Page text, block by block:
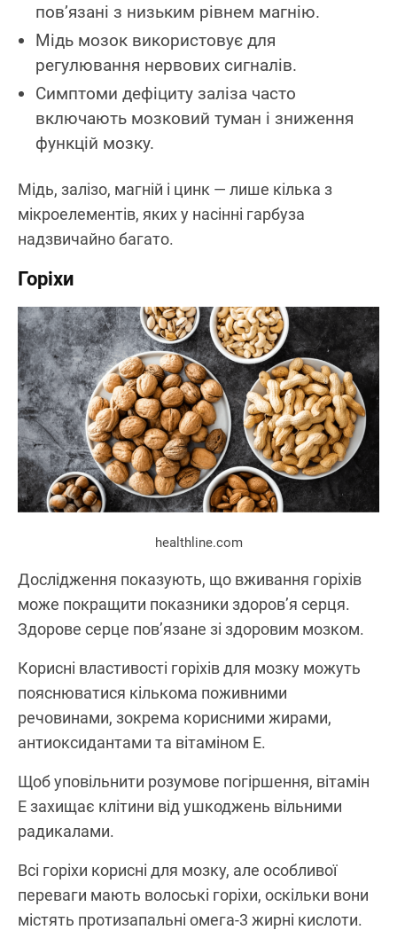
пов’язані з низьким рівнем магнію.
Мідь мозок використовує для
регулювання нервових сигналів.
Симптоми дефіциту заліза часто
включають мозковий туман і зниження
функцій мозку.
Мідь, залізо, магній і цинк — лише кілька з
мікроелементів, яких у насінні гарбуза
надзвичайно багато.
Горіхи
healthline.com
Дослідження показують, що вживання горіхів
може покращити показники здоров’я серця.
Здорове серце пов’язане зі здоровим мозком.
Корисні властивості горіхів для мозку можуть
пояснюватися кількома поживними
речовинами, зокрема корисними жирами,
антиоксидантами та вітаміном E.
Щоб уповільнити розумове погіршення, вітамін
E захищає клітини від ушкоджень вільними
радикалами.
Всі горіхи корисні для мозку, але особливої
переваги мають волоські горіхи, оскільки вони
містять протизапальні омега-3 жирні кислоти.